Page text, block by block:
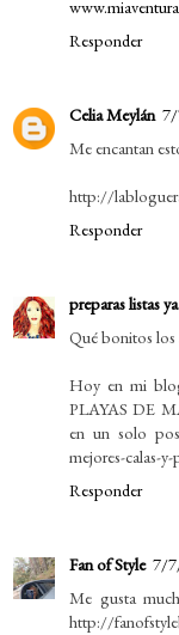
Responder
Celia Meylán
Me encantan
http://
Responder
preparas listas ya
Qué bonitos los
Hoy en mi
PLAYAS DE
en un solo
mejores-calas-
Responder
Fan of Style 7/
Me gusta
http://